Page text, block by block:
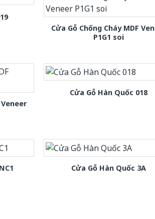
Cửa Gỗ Chống Cháy MDF
P1G1 soi
Veneer
Cửa Gỗ Hàn Quốc 018
Cửa Gỗ Hàn Quốc 3A